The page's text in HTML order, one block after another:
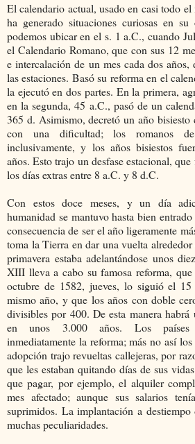
El calendario actual, usado en casi todo
ha generado situaciones curiosas en
podemos ubicar en el s. 1 a.C., cuando
el Calendario Romano, que con sus 12
e intercalación de un mes cada dos años,
las estaciones. Basó su reforma en el
la ejecutó en dos partes. En la primera,
en la segunda, 45 a.C., pasó de un
365 d. Asimismo, decretó un año bisiesto
con una dificultad; los romanos
inclusivamente, y los años bisiestos
años. Esto trajo un desfase estacional,
los días extras entre 8 a.C. y 8 d.C.
Con estos doce meses, y un día
humanidad se mantuvo hasta bien
consecuencia de ser el año ligeramente
toma la Tierra en dar una vuelta
primavera estaba adelantándose unos
XIII lleva a cabo su famosa reforma,
octubre de 1582, jueves, lo siguió el
mismo año, y que los años con doble
divisibles por 400. De esta manera
en unos 3.000 años. Los países
inmediatamente la reforma; más no así
adopción trajo revueltas callejeras, por
que les estaban quitando días de sus
que pagar, por ejemplo, el alquiler
mes afectado; aunque sus salarios
suprimidos. La implantación a
muchas peculiaridades.